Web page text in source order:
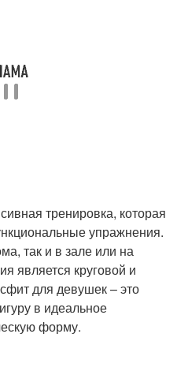
тренировка, которая
упражнения.
так и в зале или на
является круговой и
для девушек – это
в идеальное
форму.